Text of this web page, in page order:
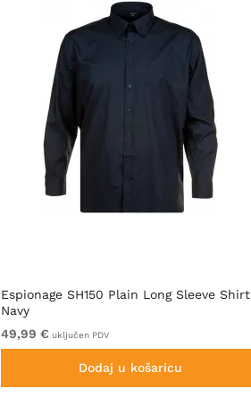
Espionage SH150 Plain Long Sleeve Shirt
Navy
49,99 € uključen PDV
Dodaj u košaricu